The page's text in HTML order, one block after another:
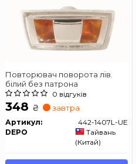
Повторювач поворота лів.
білий без патрона
0 відгуків
348 ₴ завтра
Артикул:
442-1407L-UE
DEPO
Тайвань
(Китай)